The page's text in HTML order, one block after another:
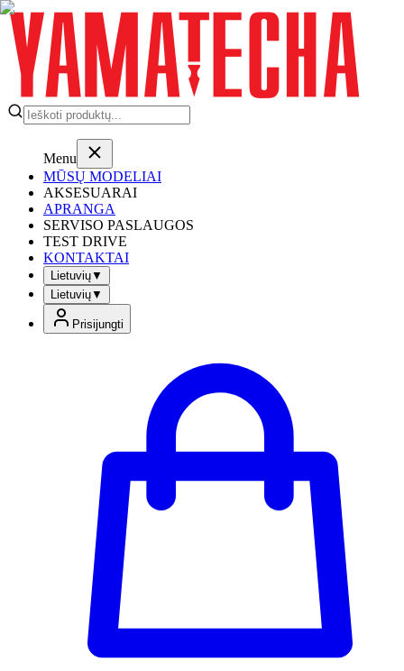
Menu
MŪSŲ MODELIAI
AKSESUARAI
APRANGA
SERVISO PASLAUGOS
TEST DRIVE
KONTAKTAI
Lietuvių▼
Lietuvių▼
Prisijungti